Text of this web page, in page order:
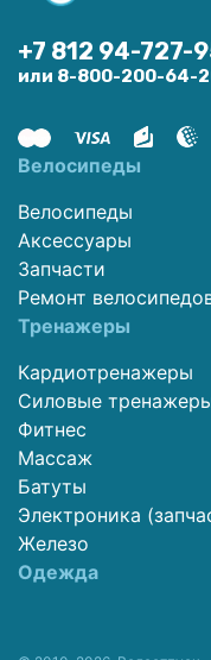
+7 812 94-727-
или 8-800-200-64-
Велосипеды
Велосипеды
Аксессуары
Запчасти
Ремонт
Тренажеры
Кардиотренажеры
Силовые
Фитнес
Массаж
Батуты
Электроника
Железо
Одежда